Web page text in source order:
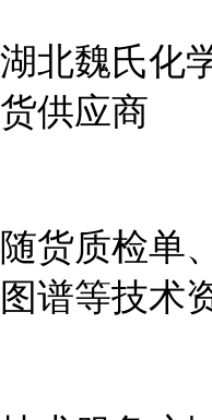
湖北魏氏化
货供应商
随货质检单
图谱等技术